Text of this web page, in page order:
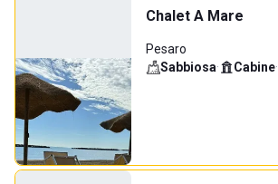
Chalet A Mare
Pesaro
Sabbiosa· Cabine·